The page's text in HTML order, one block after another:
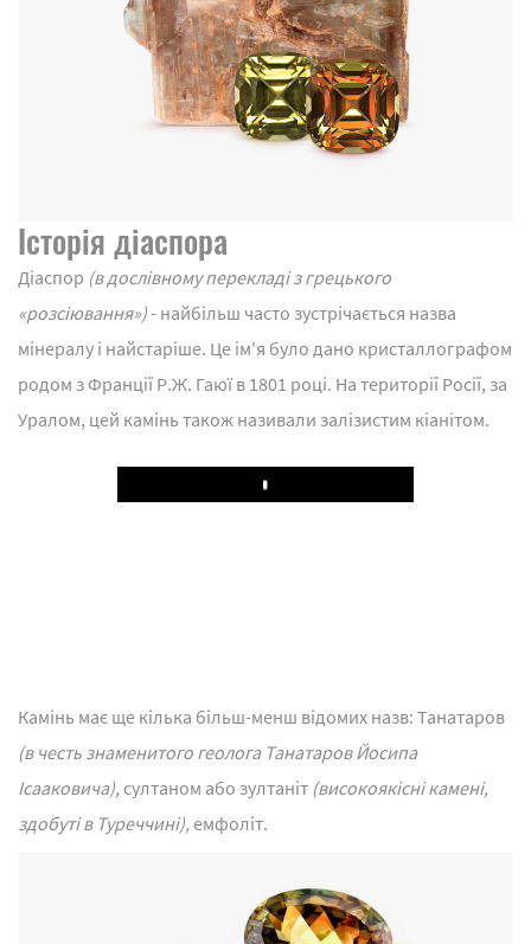
Історія діаспора
Діаспор (в дослівному перекладі з грецького
«розсіювання»)- найбільш часто зустрічається назва
мінералу і найстаріше. Це ім'я було дано кристаллографом
родом з Франції Р.Ж. Гаюї в 1801 році. На території Росії, за
Уралом, цей камінь також називали залізистим кіанітом.
Play
Камінь має ще кілька більш-менш відомих назв: Танатаров
(в честь знаменитого геолога Танатаров Йосипа
Ісааковича),султаном або зултаніт (високоякісні камені,
здобуті в Туреччині),емфоліт.